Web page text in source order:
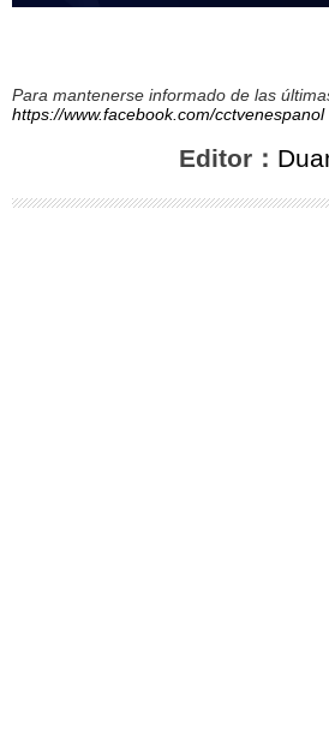
Para mantenerse informado de las
https://www.facebook.com/cctvenespanol
Editor：